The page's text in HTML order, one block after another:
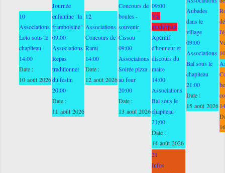
10
Associations
Loto sous le
chapiteau
14:00
Date :
10 août 2026
Journée
enfantine "la
framboisine"
09:00
Associations
Repas
traditionnel
du festin
20:00
Date :
11 août 2026
12
Associations
Concours de
Rami
14:00
Date :
12 août 2026
Concours de
boules -
souvenir
Cissou
09:00
Associations
Soirée pizza
au four
20:00
Date :
13 août 2026
09:00
Vie
municipale
Apéritif
d'honneur et
discours du
maire
14:00
Associations
Bal sous le
chapiteau
21:00
Date :
14 août 2026
Aubades
dans le
village
09:00
Associations
Bal sous le
chapiteau
21:00
Date :
15 août 2026
21
Infos